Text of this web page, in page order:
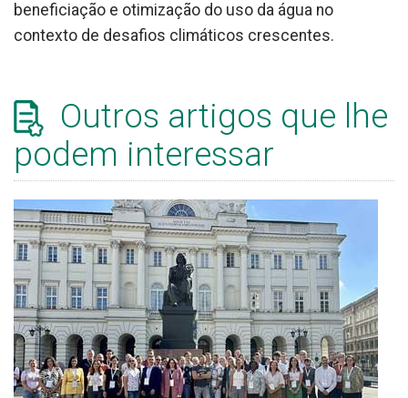
beneficiação e otimização do uso da água no
contexto de desafios climáticos crescentes.
Outros artigos que lhe
podem interessar